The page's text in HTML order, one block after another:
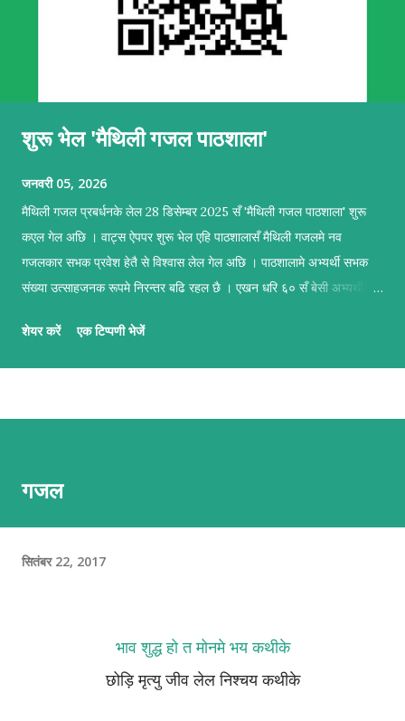
शुरू भेल 'मैथिली गजल पाठशाला'
जनवरी 05, 2026
मैथिली गजल प्रबर्धनके लेल 28 डिसेम्बर 2025 सँ 'मैथिली गजल पाठशाला' शुरू
कएल गेल अछि । वाट्स ऐपपर शुरू भेल एहि पाठशालासँ मैथिली गजलमे नव
गजलकार सभक प्रवेश हेतै से विश्वास लेल गेल अछि । पाठशालामे अभ्यर्थी सभक
संख्या उत्साहजनक रूपमे निरन्तर बढि रहल छै । एखन धरि ६० सँ बेसी अभ्यर्थी सब
कार्यमे आशीष अनचिनहार, कुन्दन कुमार कर्ण आ अभिलाष ठाकुर उल्लेखनीय काज
'मैथिली गजल पाठशाला'सँ जुटू
शेयर करें एक टिप्पणी भेजें
गजल
सितंबर 22, 2017
भाव शुद्ध हो त मोनमे भय कथीके
छोड़ि मृत्यु जीव लेल निश्चय कथीके